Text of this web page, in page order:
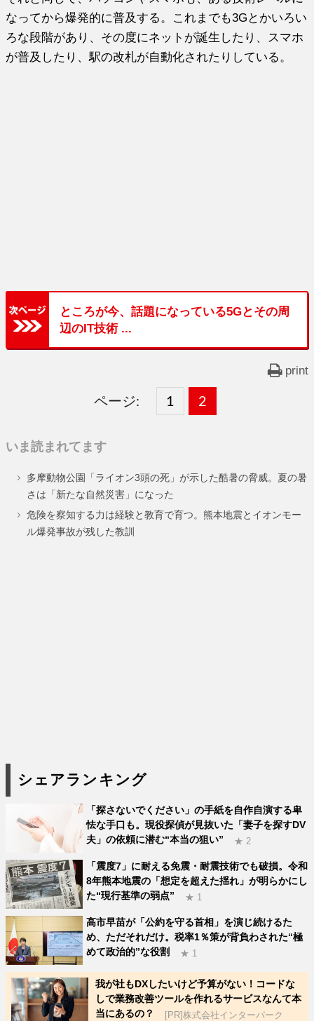
なってから爆発的に普及する。これまでも3Gとかいろい
ろな段階があり、その度にネットが誕生したり、スマホ
が普及したり、駅の改札が自動化されたりしている。
ところが今、話題になっている5Gとその周
辺のIT技術 ...
print
ページ:
固
ー
ジ
1 ,
固
ー
ジ
2
いま読まれてます
多摩動物公園「ライオン3頭の死」が示した酷暑の脅威。夏の暑
さは「新たな自然災害」になった
危険を察知する力は経験と教育で育つ。熊本地震とイオンモー
ル爆発事故が残した教訓
シェアランキング
「探さないでください」の手紙を自作自演する卑
怯な手口も。現役探偵が見抜いた「妻子を探すDV
夫」の依頼に潜む“本当の狙い”
★ 2
「震度7」に耐える免震・耐震技術でも破損。令和
8年熊本地震の「想定を超えた揺れ」が明らかにし
た“現行基準の弱点”
★ 1
高市早苗が「公約を守る首相」を演じ続けるた
め、ただそれだけ。税率1％策が背負わされた“極
めて政治的”な役割
★ 1
我が社もDXしたいけど予算がない！コードな
しで業務改善ツールを作れるサービスなんて本
当にあるの？
[PR]株式会社インターパーク